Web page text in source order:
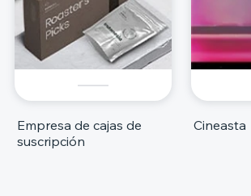
Empresa de cajas de
suscripción
Cineasta